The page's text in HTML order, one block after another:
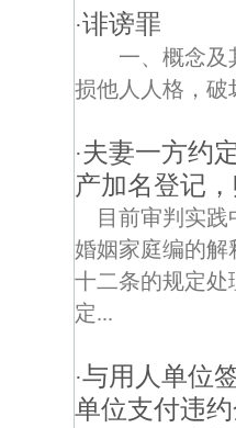
·诽谤罪
一、概念及
损他人人格，
·夫妻一方约
产加名登记
目前审判实
婚姻家庭编的解
十二条的规定处
定...
·与用人单位
单位支付违